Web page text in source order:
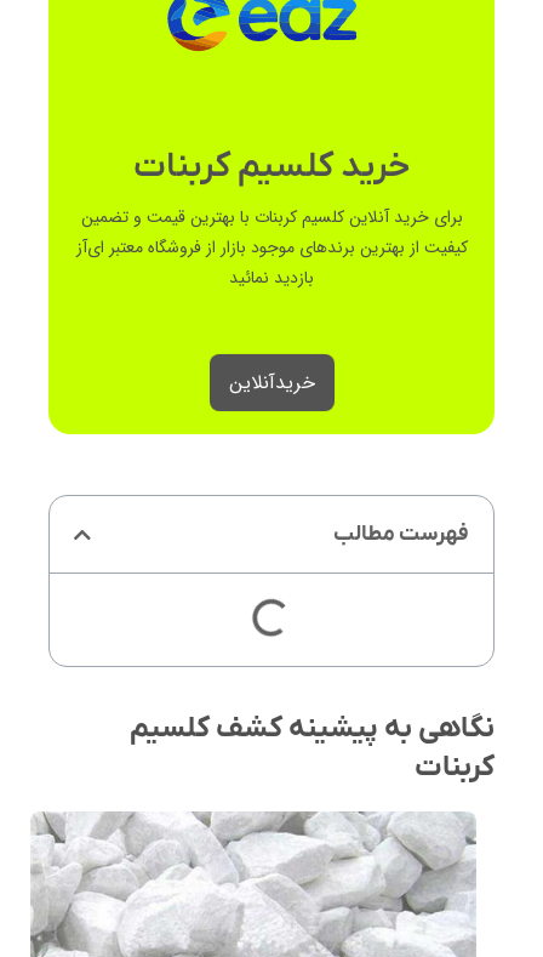
خرید کلسیم کربنات
برای خرید آنلاین کلسیم کربنات با بهترین قیمت و تضمین
کیفیت از بهترین برندهای موجود بازار از فروشگاه معتبر ای‌آز
بازدید نمائید
خرید‌آنلاین
فهرست مطالب
نگاهی به پیشینه کشف کلسیم
کربنات